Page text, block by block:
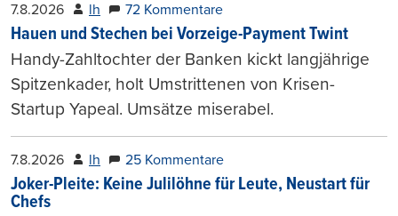
7.8.2026 lh 72 Kommentare
Hauen und Stechen bei Vorzeige-Payment Twint
Handy-Zahltochter der Banken kickt langjährige
Spitzenkader, holt Umstrittenen von Krisen-
Startup Yapeal. Umsätze miserabel.
7.8.2026 lh 25 Kommentare
Joker-Pleite: Keine Julilöhne für Leute, Neustart für
Chefs